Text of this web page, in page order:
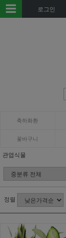
로그인
축하화환
꽃바구니
관엽식물
정렬